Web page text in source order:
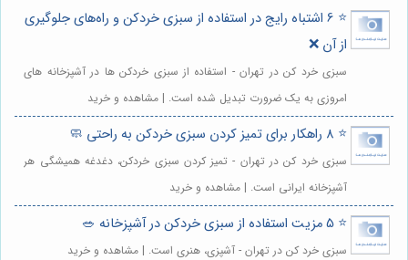
⭐️ 6 اشتباه رایج در استفاده از سبزی خردکن و راه‌های جلوگیری
از آن ❌
سبزی خرد کن در تهران - استفاده از سبزی خردکن ها در آشپزخانه های
امروزی به یک ضرورت تبدیل شده است. | مشاهده و خرید
⭐️ 8 راهکار برای تمیز کردن سبزی خردکن به راحتی 🧼
سبزی خرد کن در تهران - تمیز کردن سبزی خردکن، دغدغه همیشگی هر
آشپزخانه ایرانی است. | مشاهده و خرید
⭐️ 5 مزیت استفاده از سبزی خردکن در آشپزخانه 🥗
سبزی خرد کن در تهران - آشپزی، هنری است. | مشاهده و خرید